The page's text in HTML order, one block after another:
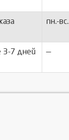
пн.-вс.
3-7 дней —